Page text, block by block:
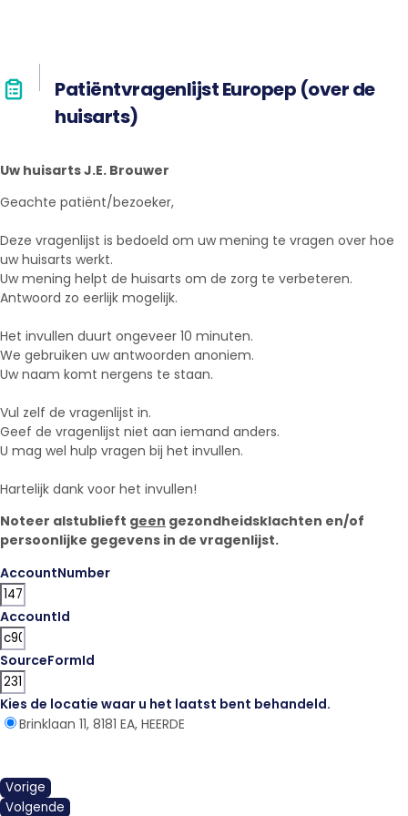
Patiëntvragenlijst Europep (over de
huisarts)
Uw huisarts J.E. Brouwer
Geachte patiënt/bezoeker,
Deze vragenlijst is bedoeld om uw mening te vragen over hoe
uw huisarts werkt.
Uw mening helpt de huisarts om de zorg te verbeteren.
Antwoord zo eerlijk mogelijk.
Het invullen duurt ongeveer 10 minuten.
We gebruiken uw antwoorden anoniem.
Uw naam komt nergens te staan.
Vul zelf de vragenlijst in.
Geef de vragenlijst niet aan iemand anders.
U mag wel hulp vragen bij het invullen.
Hartelijk dank voor het invullen!
Noteer alstublieft geen gezondheidsklachten en/of
persoonlijke gegevens in de vragenlijst.
AccountNumber
AccountId
SourceFormId
Kies de locatie waar u het laatst bent behandeld.
Brinklaan 11, 8181 EA, HEERDE
Vorige
Volgende